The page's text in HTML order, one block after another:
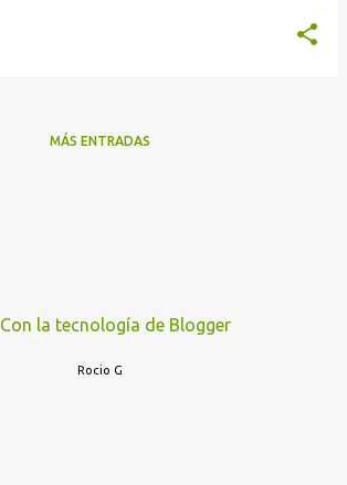
MÁS ENTRADAS
Con la tecnología de Blogger
Rocio G